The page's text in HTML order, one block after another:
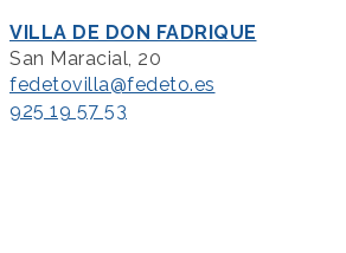
VILLA DE DON FADRIQUE
San Maracial, 20
fedetovilla@fedeto.es
925 19 57 53